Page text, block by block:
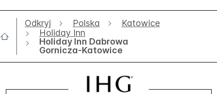
Odkryj Polska
Katowice
Holiday Inn
Holiday Inn Dabrowa
Gornicza-Katowice